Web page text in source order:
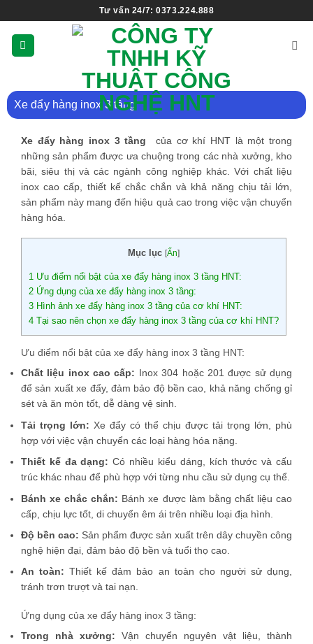
Tư vấn 24/7: 0373.224.888
Xe đẩy hàng inox 3 tầng
Xe đẩy hàng inox 3 tầng
của cơ khí HNT là một trong
những sản phẩm được ưa chuộng trong các nhà xưởng, kho
bãi, siêu thị và các ngành công nghiệp khác. Với chất liệu
inox cao cấp, thiết kế chắc chắn và khả năng chịu tải lớn,
sản phẩm này mang đến hiệu quả cao trong việc vận chuyển
hàng hóa.
Mục lục [Ẩn]
1 Ưu điểm nổi bật của xe đẩy hàng inox 3 tầng HNT:
2 Ứng dụng của xe đẩy hàng inox 3 tầng:
3 Hình ảnh xe đẩy hàng inox 3 tầng của cơ khí HNT:
4 Tại sao nên chọn xe đẩy hàng inox 3 tầng của cơ khí HNT?
Ưu điểm nổi bật của xe đẩy hàng inox 3 tầng HNT:
Chất liệu inox cao cấp: Inox 304 hoặc 201 được sử dụng
để sản xuất xe đẩy, đảm bảo độ bền cao, khả năng chống gỉ
sét và ăn mòn tốt, dễ dàng vệ sinh.
Tải trọng lớn: Xe đẩy có thể chịu được tải trọng lớn, phù
hợp với việc vận chuyển các loại hàng hóa nặng.
Thiết kế đa dạng: Có nhiều kiểu dáng, kích thước và cấu
trúc khác nhau để phù hợp với từng nhu cầu sử dụng cụ thể.
Bánh xe chắc chắn: Bánh xe được làm bằng chất liệu cao
cấp, chịu lực tốt, di chuyển êm ái trên nhiều loại địa hình.
Độ bền cao: Sản phẩm được sản xuất trên dây chuyền công
nghệ hiện đại, đảm bảo độ bền và tuổi thọ cao.
An toàn: Thiết kế đảm bảo an toàn cho người sử dụng,
tránh trơn trượt và tai nạn.
Ứng dụng của xe đẩy hàng inox 3 tầng:
Trong nhà xưởng: Vận chuyển nguyên vật liệu, thành